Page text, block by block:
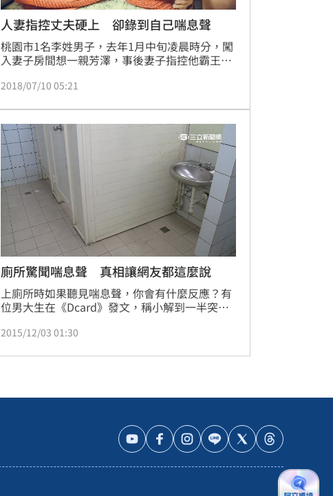
人妻指控丈夫硬上 卻錄到自己喘息聲
桃園市1名李姓男子，去年1月中旬凌晨時分，闖
入妻子房間想一親芳澤，事後妻子指控他霸王硬
非事實。
2018/07/10 05:21
廁所驚聞喘息聲 真相讓網友都這麼說
上廁所時如果聽見喘息聲，你會有什麼反應？有
位男大生在《Dcard》發文，稱小解到一半突然
嚇了一大跳，結果是兩位同學便秘時發出的聲
事。
2015/12/03 01:30